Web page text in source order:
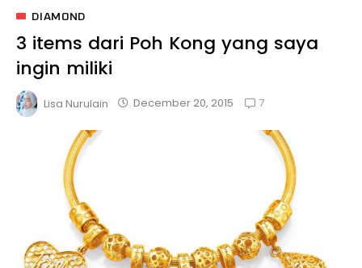
DIAMOND
3 items dari Poh Kong yang saya
ingin miliki
Lisa Nurulain December 20, 2015 7